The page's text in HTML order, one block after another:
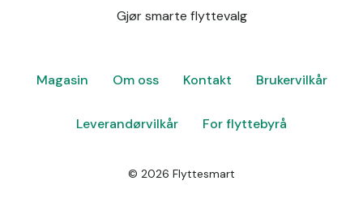
Gjør smarte flyttevalg
Magasin Om oss Kontakt Brukervilkår
Leverandørvilkår For flyttebyrå
© 2026 Flyttesmart